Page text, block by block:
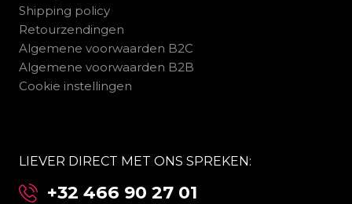
Shipping policy
Retourzendingen
Algemene voorwaarden B2C
Algemene voorwaarden B2B
Cookie instellingen
LIEVER DIRECT MET ONS SPREKEN:
+32 466 90 27 01